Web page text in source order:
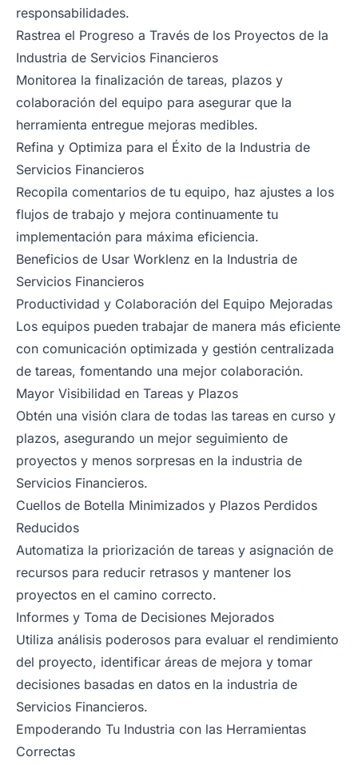
responsabilidades.
Rastrea el Progreso a Través de los Proyectos de la
Industria de Servicios Financieros
Monitorea la finalización de tareas, plazos y
colaboración del equipo para asegurar que la
herramienta entregue mejoras medibles.
Refina y Optimiza para el Éxito de la Industria de
Servicios Financieros
Recopila comentarios de tu equipo, haz ajustes a los
flujos de trabajo y mejora continuamente tu
implementación para máxima eficiencia.
Beneficios de Usar Worklenz en la Industria de
Servicios Financieros
Productividad y Colaboración del Equipo Mejoradas
Los equipos pueden trabajar de manera más eficiente
con comunicación optimizada y gestión centralizada
de tareas, fomentando una mejor colaboración.
Mayor Visibilidad en Tareas y Plazos
Obtén una visión clara de todas las tareas en curso y
plazos, asegurando un mejor seguimiento de
proyectos y menos sorpresas en la industria de
Servicios Financieros.
Cuellos de Botella Minimizados y Plazos Perdidos
Reducidos
Automatiza la priorización de tareas y asignación de
recursos para reducir retrasos y mantener los
proyectos en el camino correcto.
Informes y Toma de Decisiones Mejorados
Utiliza análisis poderosos para evaluar el rendimiento
del proyecto, identificar áreas de mejora y tomar
decisiones basadas en datos en la industria de
Servicios Financieros.
Empoderando Tu Industria con las Herramientas
Correctas